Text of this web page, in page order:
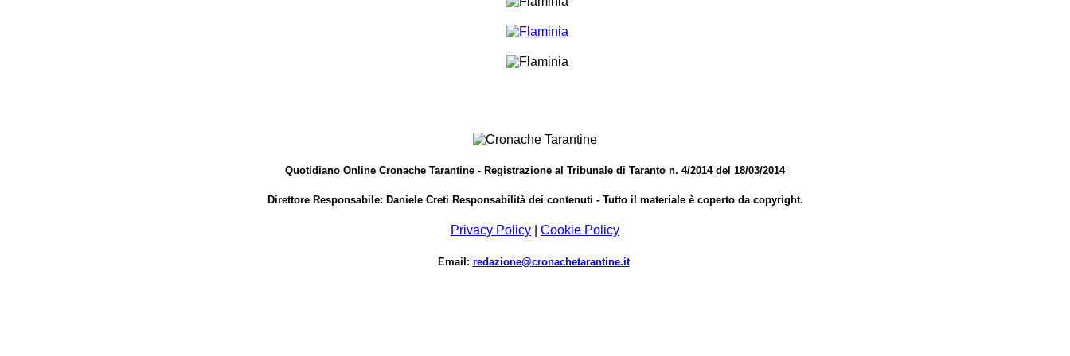
Quotidiano Online Cronache Tarantine - Registrazione al Tribunale di Taranto n. 4/2014 del 18/03/2014
Direttore Responsabile: Daniele Creti Responsabilità dei contenuti - Tutto il materiale è coperto da copyright.
Privacy Policy Cookie Policy
Email: redazione@cronachetarantine.it